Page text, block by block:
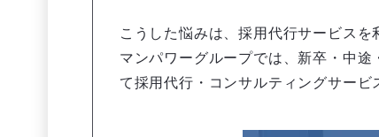
こうした悩みは、採用代行サービスを
マンパワーグループでは、新卒・中
て採用代行・コンサルティングサービ